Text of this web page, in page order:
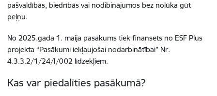
pašvaldībās, biedrībās vai nodibinājumos bez nolūka gūt
peļņu.
No 2025.gada 1. maija pasākums tiek finansēts no ESF Plus
projekta “Pasākumi iekļaujošai nodarbinātībai” Nr.
4.3.3.2/1/24/I/002 līdzekļiem.
Kas var piedalīties pasākumā?